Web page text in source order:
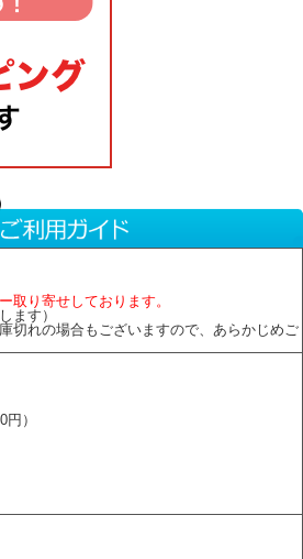
取り寄せしております。
ます）
切れの場合もございますので、あらかじめご
）